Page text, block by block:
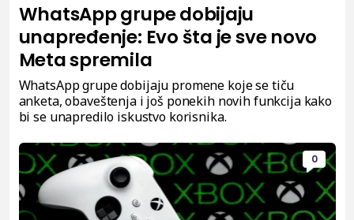
WhatsApp grupe dobijaju
unapređenje: Evo šta je sve novo
Meta spremila
WhatsApp grupe dobijaju promene koje se tiču
anketa, obaveštenja i još ponekih novih funkcija kako
bi se unapredilo iskustvo korisnika.
0